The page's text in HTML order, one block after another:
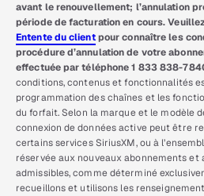
avant le renouvellement; l’annulation
période de facturation en cours.
Entente du clientpour connaître les
procédure d’annulation de votre
effectuée par téléphone 1 833 838-
conditions, contenus et fonctionnalités
programmation des chaînes et les
du forfait. Selon la marque et le modèle
connexion de données active peut être
certains services SiriusXM, ou à
réservée aux nouveaux abonnements
admissibles, comme déterminé
recueillons et utilisons les